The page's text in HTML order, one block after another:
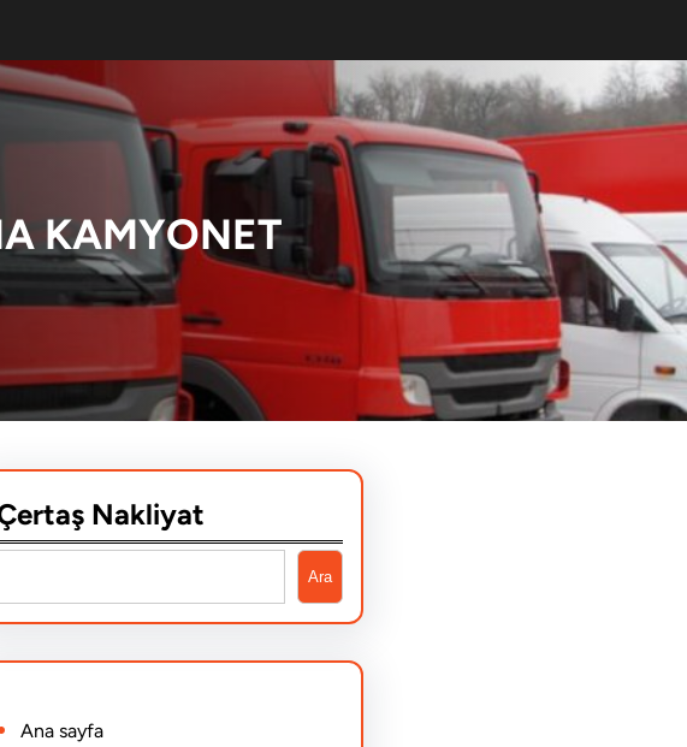
KAMYONET
Nakliyat
Ara
Ana sayfa